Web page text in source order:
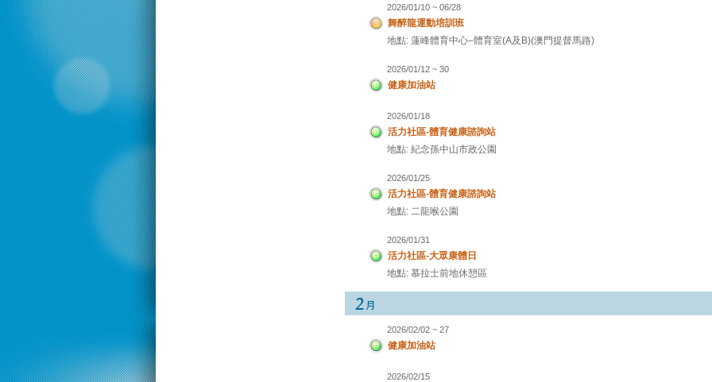
2026/01/10 ~ 06/28
舞醉龍運動培訓班
地點: 蓮峰體育中心–體育室(A及B)(澳門提督馬路)
2026/01/12 ~ 30
健康加油站
2026/01/18
活力社區-體育健康諮詢站
地點: 紀念孫中山市政公園
2026/01/25
活力社區-體育健康諮詢站
地點: 二龍喉公園
2026/01/31
活力社區-大眾康體日
地點: 慕拉士前地休憩區
2026/02/02 ~ 27
健康加油站
2026/02/15